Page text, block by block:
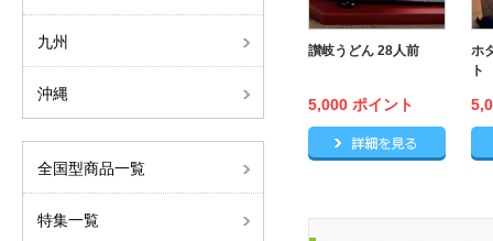
讃岐うどん 28人前
5,000 ポイント
ホ
ト
九州
沖縄
全国型商品一覧
特集一覧